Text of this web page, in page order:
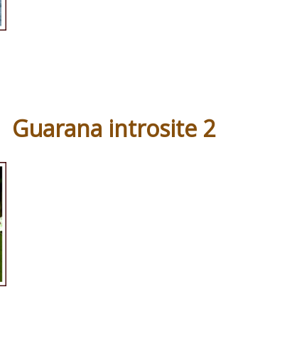
Guarana introsite 2